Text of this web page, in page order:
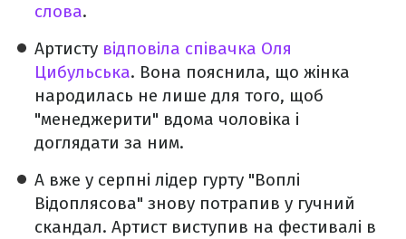
слова.
Артисту відповіла співачка Оля
Цибульська. Вона пояснила, що жінка
народилась не лише для того, щоб
"менеджерити" вдома чоловіка і
доглядати за ним.
А вже у серпні лідер гурту "Воплі
Відоплясова" знову потрапив у гучний
скандал. Артист виступив на фестивалі в